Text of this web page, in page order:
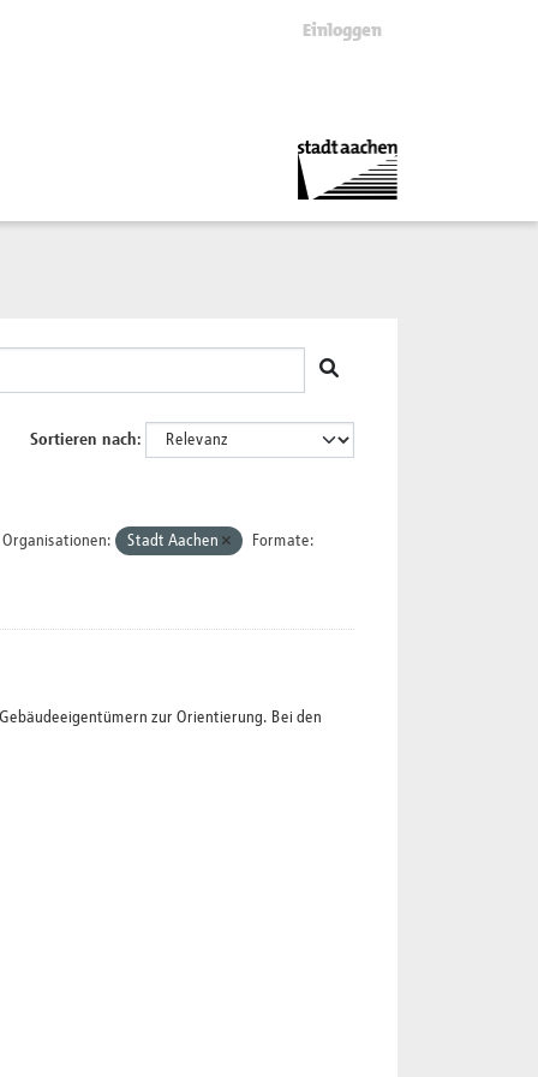
Einloggen
Sortieren nach
Organisationen: Stadt Aachen Formate:
zur Orientierung. Bei den